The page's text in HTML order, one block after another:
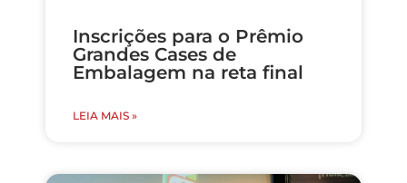
Inscrições para o Prêmio
Grandes Cases de
Embalagem na reta final
LEIA MAIS »